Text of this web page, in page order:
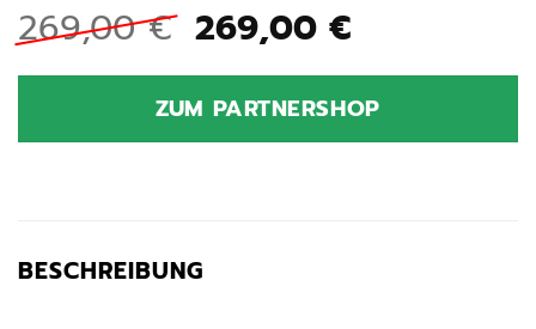
269,00€ Ursprünglicher
Preis
war:
269,00 €
269,00 €Aktueller
ist:
269,00 €.
ZUM PARTNERSHOP
BESCHREIBUNG